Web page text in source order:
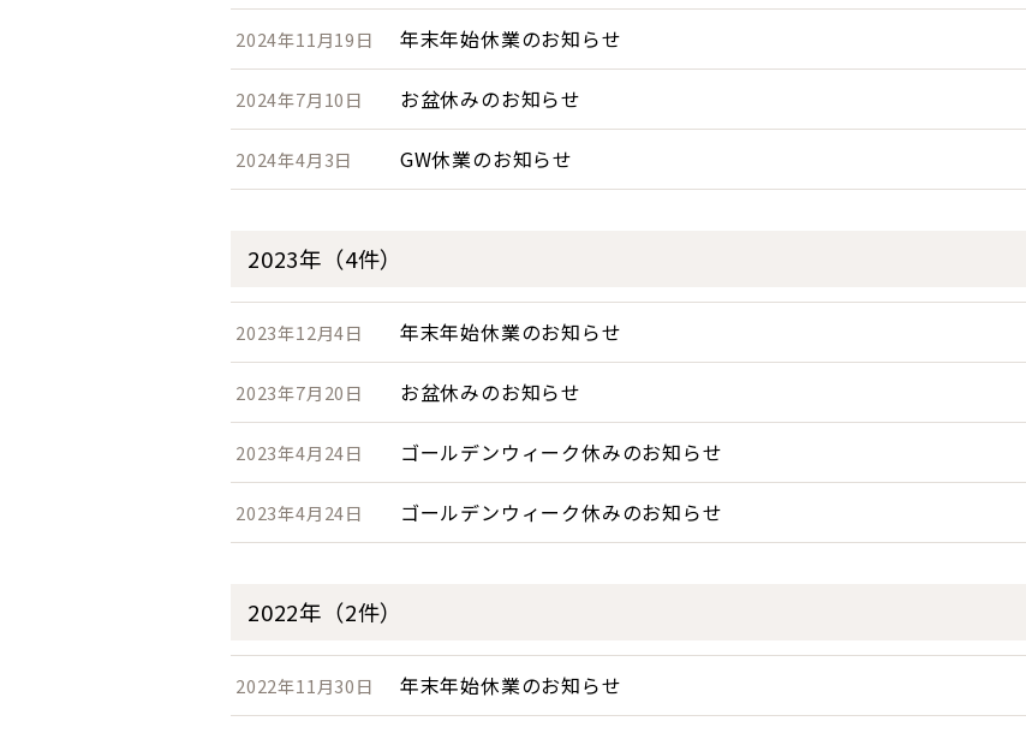
2024年11月19日 年末年始休業のお知らせ
2024年7月10日 お盆休みのお知らせ
2024年4月3日 GW休業のお知らせ
2023年（4件）
2023年12月4日 年末年始休業のお知らせ
2023年7月20日 お盆休みのお知らせ
2023年4月24日 ゴールデンウィーク休みのお知らせ
2023年4月24日 ゴールデンウィーク休みのお知らせ
2022年（2件）
2022年11月30日 年末年始休業のお知らせ